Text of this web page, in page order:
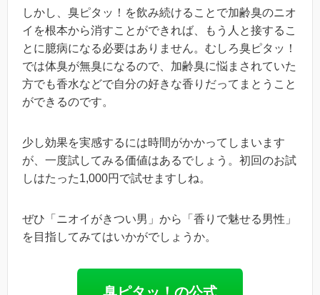
しかし、臭ピタッ！を飲み続けることで加齢臭のニオ
イを根本から消すことができれば、もう人と接するこ
とに臆病になる必要はありません。むしろ臭ピタッ！
では体臭が無臭になるので、加齢臭に悩まされていた
方でも香水などで自分の好きな香りだってまとうこと
ができるのです。
少し効果を実感するには時間がかかってしまいます
が、一度試してみる価値はあるでしょう。初回のお試
しはたった1,000円で試せますしね。
ぜひ「ニオイがきつい男」から「香りで魅せる男性」
を目指してみてはいかがでしょうか。
臭ピタッ！の公式